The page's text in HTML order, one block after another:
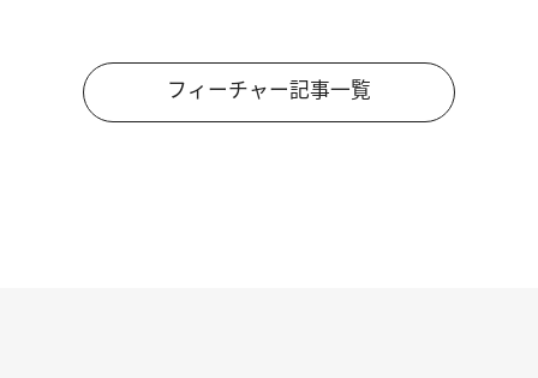
フィーチャー記事一覧